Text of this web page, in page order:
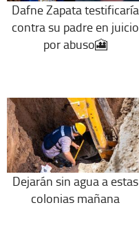
Dafne Zapata testificaría
contra su padre en juicio
por abuso🎦
Dejarán sin agua a estas
colonias mañana